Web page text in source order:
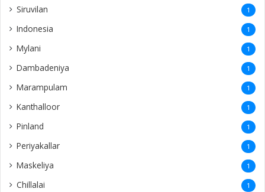
Siruvilan 1
Indonesia 1
Mylani 1
Dambadeniya 1
Marampulam 1
Kanthalloor 1
Pinland 1
Periyakallar 1
Maskeliya 1
Chillalai 1